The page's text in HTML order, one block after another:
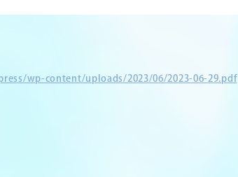
wp-content/uploads/2023/06/2023-06-29.pdf